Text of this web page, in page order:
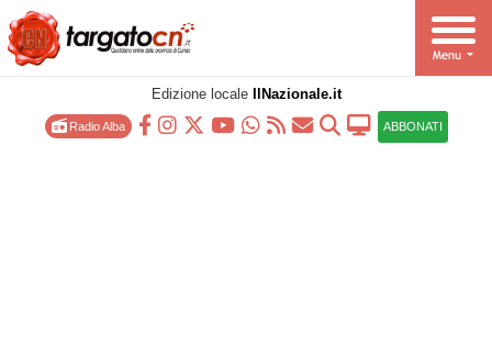
Edizione locale IlNazionale.it
Radio Alba ABBONATI